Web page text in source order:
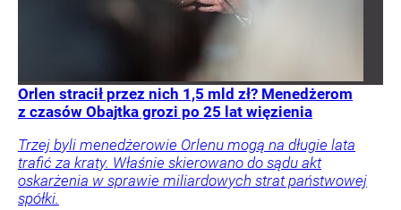
Orlen stracił przez nich 1,5 mld zł? Menedżerom
z czasów Obajtka grozi po 25 lat więzienia
Trzej byli menedżerowie Orlenu mogą na długie lata
trafić za kraty. Właśnie skierowano do sądu akt
oskarżenia w sprawie miliardowych strat państwowej
spółki.